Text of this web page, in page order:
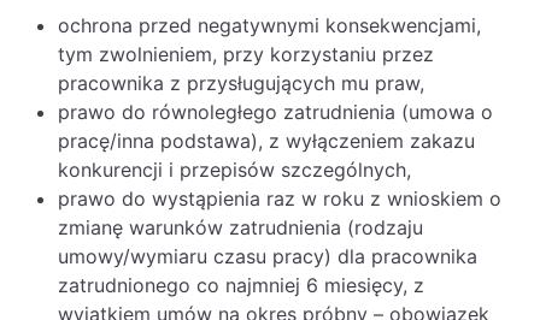
ochrona przed negatywnymi konsekwencjami,
tym zwolnieniem, przy korzystaniu przez
pracownika z przysługujących mu praw,
prawo do równoległego zatrudnienia (umowa o
pracę/inna podstawa), z wyłączeniem zakazu
konkurencji i przepisów szczególnych,
prawo do wystąpienia raz w roku z wnioskiem o
zmianę warunków zatrudnienia (rodzaju
umowy/wymiaru czasu pracy) dla pracownika
zatrudnionego co najmniej 6 miesięcy, z
wyjątkiem umów na okres próbny – obowiązek